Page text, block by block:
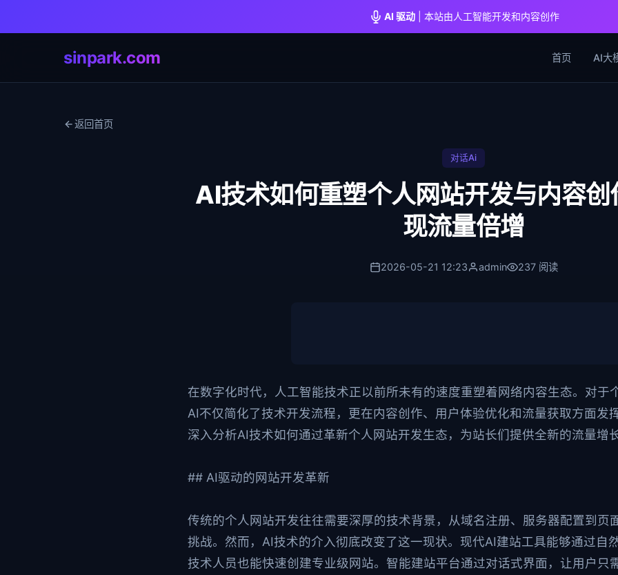
AI 驱动 | 本站由人工智能开发和内容创作
sinpark.com 首页 AI大
返回首页
对话Ai
AI技术如何重塑个人网站开发与内容创
现流量倍增
2026-05-21 12:23 admin 237 阅读
在数字化时代，人工智能技术正以前所未有的速度重塑着网络内容生态。对于
AI不仅简化了技术开发流程，更在内容创作、用户体验优化和流量获取方面发
深入分析AI技术如何通过革新个人网站开发生态，为站长们提供全新的流量增
## AI驱动的网站开发革新
传统的个人网站开发往往需要深厚的技术背景，从域名注册、服务器配置到页
挑战。然而，AI技术的介入彻底改变了这一现状。现代AI建站工具能够通过自
技术人员也能快速创建专业级网站。智能建站平台通过对话式界面，让用户只